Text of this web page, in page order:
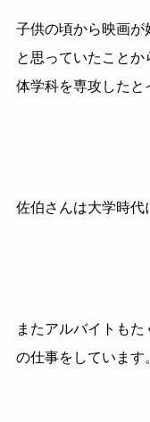
子供の頃から映画が
と思っていたこと
体学科を専攻したと
佐伯さんは大学時代
またアルバイトも
の仕事をしています